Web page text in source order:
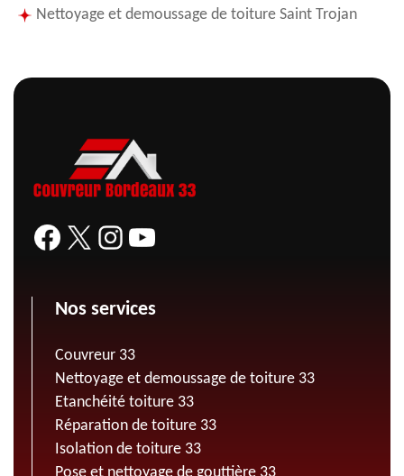
Nettoyage et demoussage de toiture Saint Trojan
Nos services
Couvreur 33
Nettoyage et demoussage de toiture 33
Etanchéité toiture 33
Réparation de toiture 33
Isolation de toiture 33